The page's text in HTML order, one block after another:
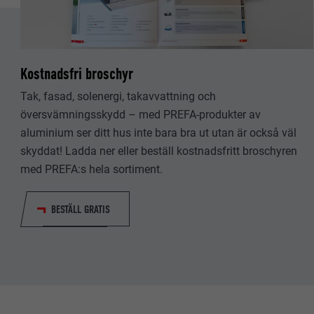
Kostnadsfri broschyr
Tak, fasad, solenergi, takavvattning och
översvämningsskydd – med PREFA-produkter av
aluminium ser ditt hus inte bara bra ut utan är också väl
skyddat! Ladda ner eller beställ kostnadsfritt broschyren
med PREFA:s hela sortiment.
BESTÄLL GRATIS
ÄNDAMÅL
EFTERNAMN